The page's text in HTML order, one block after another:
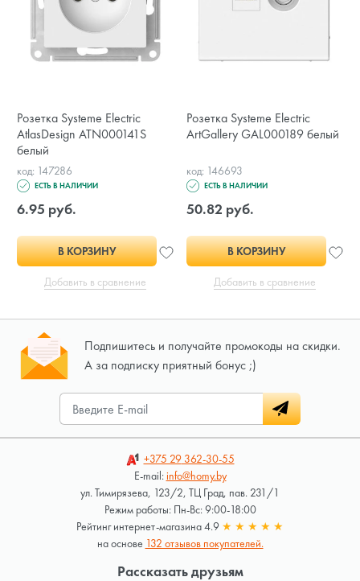
Розетка Systeme Electric
AtlasDesign ATN000141S
белый
код: 147286
ЕСТЬ В НАЛИЧИИ
6.95 руб.
В КОРЗИНУ
Добавить в сравнение
Розетка Systeme Electric
ArtGallery GAL000189 белый
код: 146693
ЕСТЬ В НАЛИЧИИ
50.82 руб.
В КОРЗИНУ
Добавить в сравнение
Подпишитесь и получайте промокоды на скидки.
А за подписку приятный бонус ;)
+375 29362-30-55
E-mail:info@homy.by
ул. Тимирязева, 123/2, ТЦ Град, пав. 231/1
Режим работы: Пн-Вс: 9:00-18:00
Рейтинг интернет-магазина 4.9 ★ ★ ★ ★ ★
на основе 132 отзывов покупателей.
Рассказать друзьям